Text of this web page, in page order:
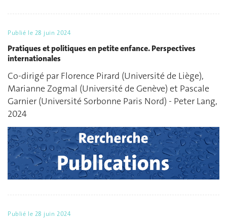
Publié le 28 juin 2024
Pratiques et politiques en petite enfance. Perspectives
internationales
Co-dirigé par Florence Pirard (Université de Liège),
Marianne Zogmal (Université de Genève) et Pascale
Garnier (Université Sorbonne Paris Nord) - Peter Lang,
2024
Publié le 28 juin 2024